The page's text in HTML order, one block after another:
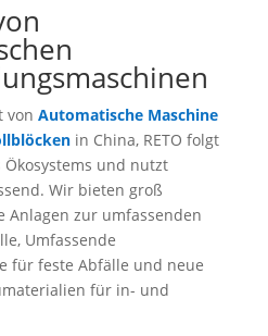
von Automatische Maschine
in China, RETO folgt
und nutzt
Wir bieten groß
Anlagen zur umfassenden
Umfassende
für feste Abfälle und neue
für in- und